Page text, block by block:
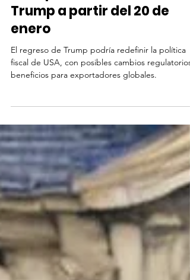
Qué podemos esperar los
exportadores de servicios
de la política fiscal de
Trump a partir del 20 de
enero
beneficios para exportadores globales.